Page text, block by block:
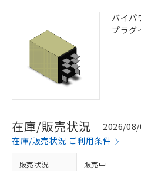
バイパ
プラグ
在庫/販売状況
2026/08/
在庫/販売状況 ご利用条件
販売状況 販売中